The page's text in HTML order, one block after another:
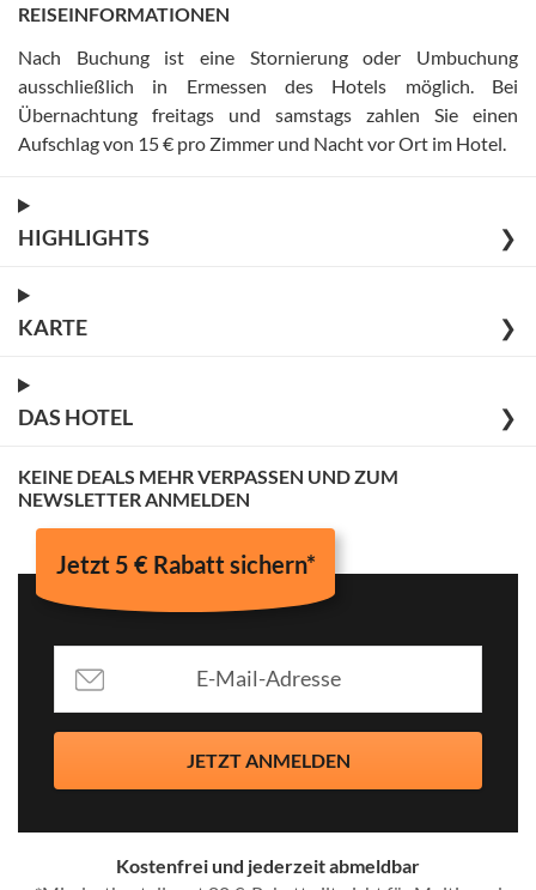
REISEINFORMATIONEN
Nach Buchung ist eine Stornierung oder Umbuchung
ausschließlich in Ermessen des Hotels möglich
Bei
Übernachtung freitags und samstags zahlen Sie einen
Aufschlag von 15 € pro Zimmer und Nacht vor Ort im Hotel
HIGHLIGHTS ❯
KARTE ❯
DAS HOTEL ❯
KEINE DEALS MEHR VERPASSEN UND ZUM
NEWSLETTER ANMELDEN
Jetzt 5 € Rabatt sichern*
JETZT ANMELDEN
Kostenfrei und jederzeit abmeldbar